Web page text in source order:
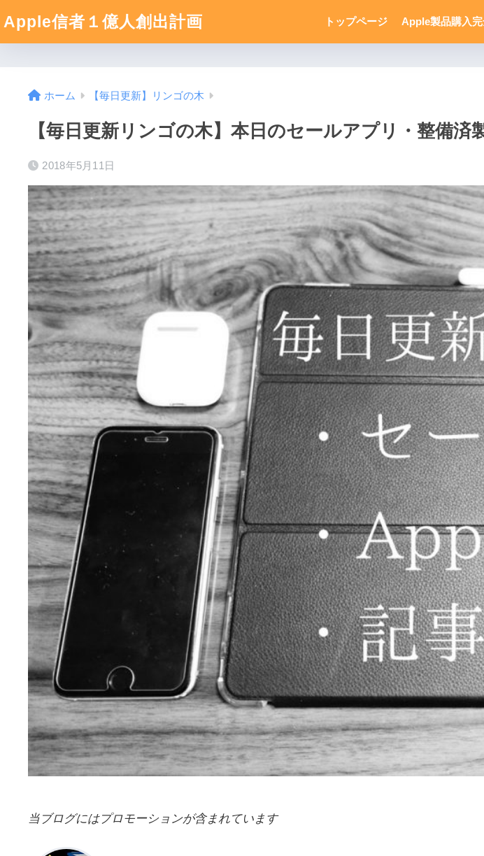
Apple信者１億人創出計画 トップページ Apple製品購入
ホーム 【毎日更新】リンゴの木
【毎日更新リンゴの木】本日のセールアプリ・整備済
2018年5月11日
当ブログにはプロモーションが含まれています